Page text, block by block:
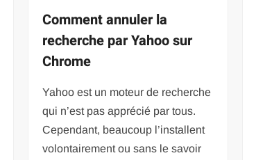
Comment annuler la
recherche par Yahoo sur
Chrome
Yahoo est un moteur de recherche
qui n’est pas apprécié par tous.
Cependant, beaucoup l’installent
volontairement ou sans le savoir